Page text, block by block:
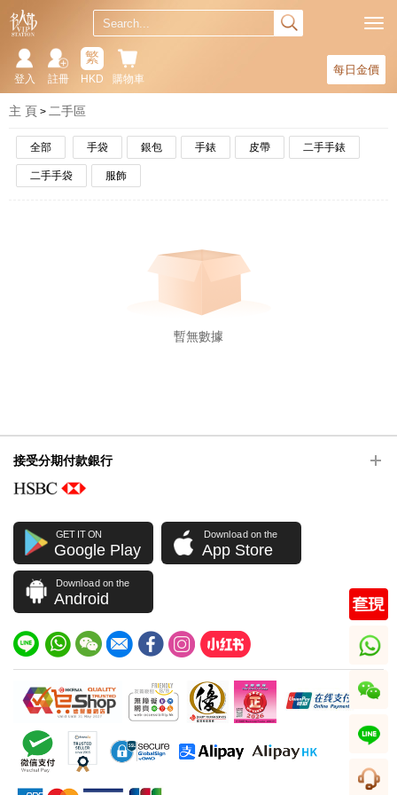
每日金價
購物車
繁
HKD
註冊
登入
主 頁 二手區
全部 手袋 銀包 手錶 皮帶 二手手錶
二手手袋 服飾
暫無數據
接受分期付款銀行
GET IT ON
Google Play
Download on the
App Store
Download on the
Android
whatsapp